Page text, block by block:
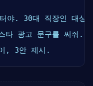
야. 30대 직장인 대상
타 광고 문구를 써줘.
, 3안 제시.